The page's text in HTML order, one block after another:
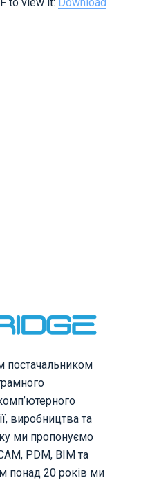
постачальником
виробництва та
ми пропонуємо
PDM, BIM та
понад 20 років ми